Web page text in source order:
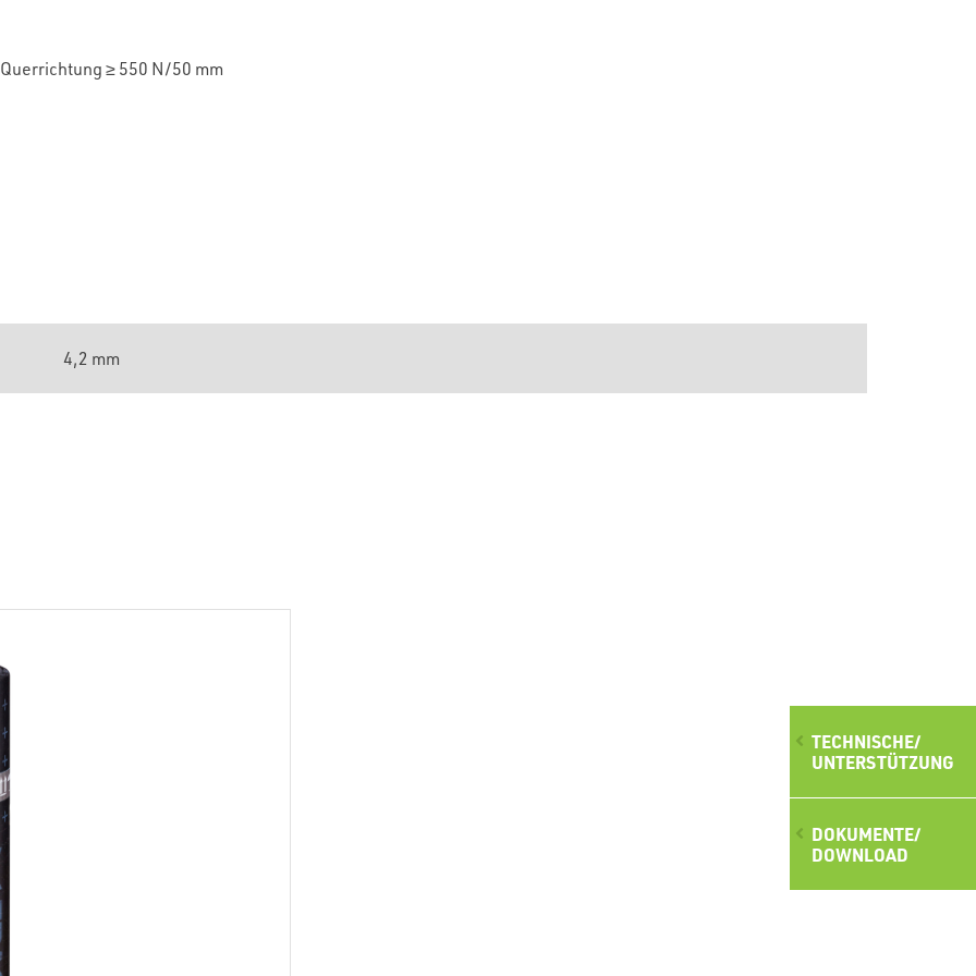
TECHNISCHE/
UNTERSTÜTZUNG
DOKUMENTE/
DOWNLOAD
Querrichtung ≥ 550 N/50 mm
4,2 mm